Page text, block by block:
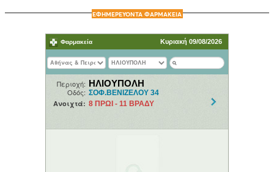
ΕΦΗΜΕΡΕΥΟΝΤΑ ΦΑΡΜΑΚΕΙΑ